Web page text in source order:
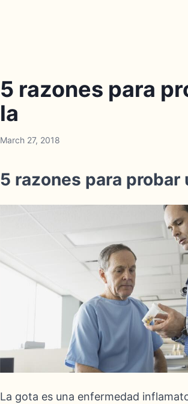
5 razones para
la
March 27, 2018
5 razones para
La gota es una enfermedad